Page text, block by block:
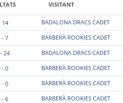
VISITANT
14 BADALONA DRACS CADET
- 7 BARBERÀ ROOKIES CADET
24 BADALONA DRACS CADET
- 0 BARBERÀ ROOKIES CADET
- 0 BARBERÀ ROOKIES CADET
- 6 BARBERÀ ROOKIES CADET